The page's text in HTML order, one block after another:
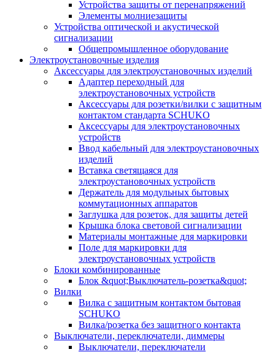
Устройства защиты от перенапряжений
Элементы молниезащиты
Устройства оптической и акустической
сигнализации
Общепромышленное оборудование
Электроустановочные изделия
Аксессуары для электроустановочных изделий
Адаптер переходный для
электроустановочных устройств
Аксессуары для розетки/вилки с защитным
контактом стандарта SCHUKO
Аксессуары для электроустановочных
устройств
Ввод кабельный для электроустановочных
изделий
Вставка светящаяся для
электроустановочных устройств
Держатель для модульных бытовых
коммутационных аппаратов
Заглушка для розеток, для защиты детей
Крышка блока световой сигнализации
Материалы монтажные для маркировки
Поле для маркировки для
электроустановочных устройств
Блоки комбинированные
Блок &quot;Выключатель-розетка&quot;
Вилки
Вилка с защитным контактом бытовая
SCHUKO
Вилка/розетка без защитного контакта
Выключатели, переключатели, диммеры
Выключатели, переключатели